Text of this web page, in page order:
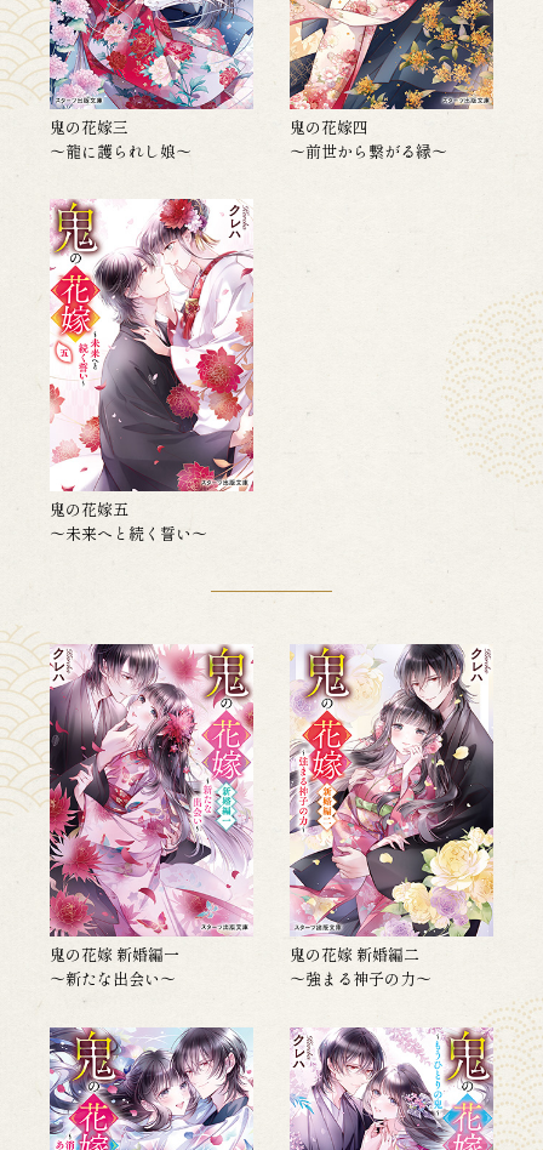
鬼の花嫁三
～龍に護られし娘～
鬼の花嫁四
～前世から繋がる縁～
鬼の花嫁五
～未来へと続く誓い～
鬼の花嫁 新婚編一
～新たな出会い～
鬼の花嫁 新婚編二
～強まる神子の力～